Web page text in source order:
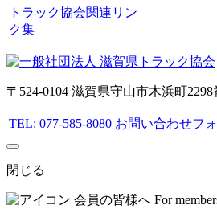
トラック協会関連リン
ク集
〒524-0104 滋賀県守山市木浜町
TEL: 077-585-8080 お問い合わせフ
閉じる
会員の皆様へ For